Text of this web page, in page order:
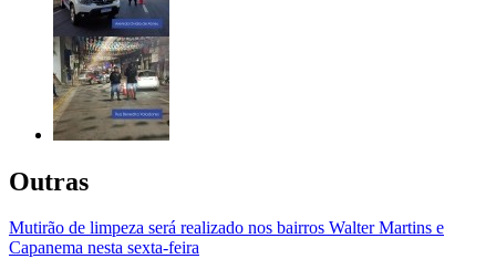
Outras
Mutirão de limpeza será realizado nos bairros Walter Martins e
Capanema nesta sexta-feira